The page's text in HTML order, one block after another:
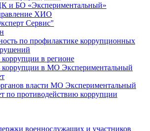
и БО «Экспериментальный»
ХИО
Сервис"
по профилактике коррупционных
в регионе
коррупции в МО Экспериментальный
власти МО Экспериментальный
по противодействию коррупции
военнослужащих и участников